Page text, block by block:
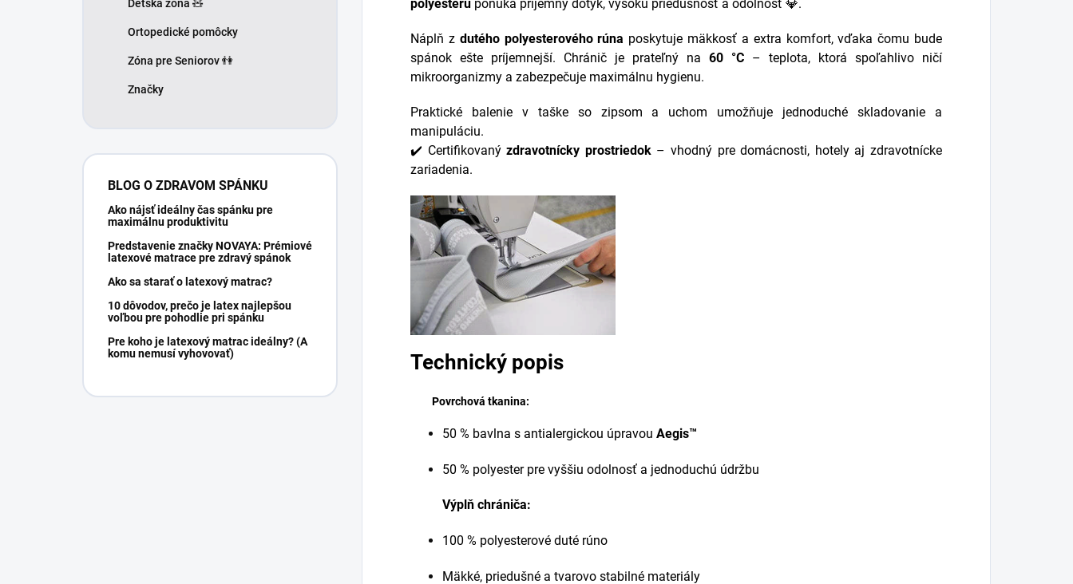
Detská zóna 🧸
Ortopedické pomôcky
Zóna pre Seniorov 👫
Značky
BLOG O ZDRAVOM SPÁNKU
Ako nájsť ideálny čas spánku pre
maximálnu produktivitu
Predstavenie značky NOVAYA: Prémiové
latexové matrace pre zdravý spánok
Ako sa starať o latexový matrac?
10 dôvodov, prečo je latex najlepšou
voľbou pre pohodlie pri spánku
Pre koho je latexový matrac ideálny? (A
komu nemusí vyhovovať)
polyesteru ponúka príjemný dotyk, vysokú priedušnosť a odolnosť 💎.
Náplň z dutého polyesterového rúna poskytuje mäkkosť a extra komfort, vďaka čomu bude
spánok ešte príjemnejší. Chránič je prateľný na 60 °C – teplota, ktorá spoľahlivo ničí
mikroorganizmy a zabezpečuje maximálnu hygienu.
Praktické balenie v taške so zipsom a uchom umožňuje jednoduché skladovanie a
manipuláciu.
✔️ Certifikovanýzdravotnícky prostriedok– vhodný pre domácnosti, hotely aj zdravotnícke
zariadenia.
Technický popis
Povrchová tkanina:
50 % bavlna s antialergickou úpravou Aegis™
50 % polyester pre vyššiu odolnosť a jednoduchú údržbu
Výplň chrániča:
100 % polyesterové duté rúno
Mäkké, priedušné a tvarovo stabilné materiály